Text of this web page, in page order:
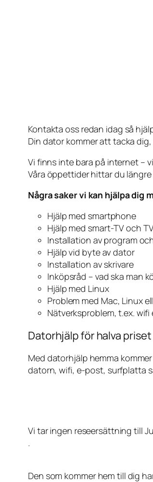
Kontakta oss redan idag så
Din dator kommer att tacka
Vi finns inte bara på internet –
Våra öppettider hittar du längre
Några saker vi kan hjälpa dig
Hjälp med smartphone
Hjälp med smart-TV och
Installation av program
Hjälp vid byte av dator
Installation av skrivare
Inköpsråd – vad ska man
Hjälp med Linux
Problem med Mac, Linux
Nätverksproblem, t.ex.
Datorhjälp för halva
Med datorhjälp hemma
datorn, wifi, e-post, surfplatta
Vi tar ingen reseersättning till
.
Den som kommer hem till dig